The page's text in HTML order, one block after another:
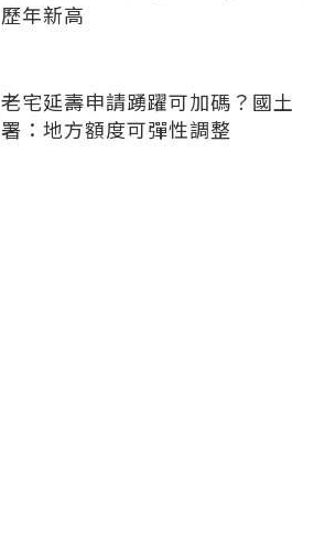
歷年新高
老宅延壽申請踴躍可加碼？國土
署：地方額度可彈性調整